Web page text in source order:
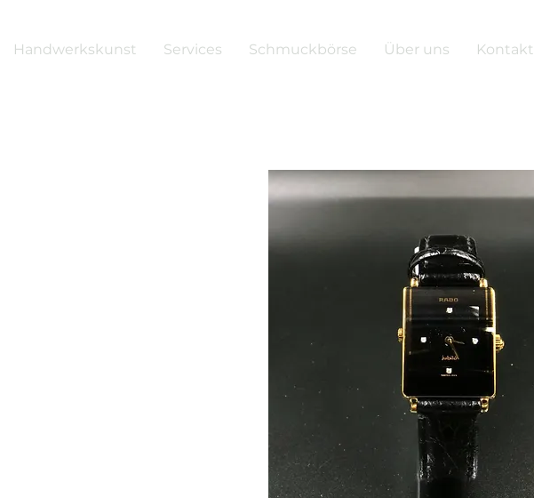
Handwerkskunst Services Schmuckbörse Über uns Kontakt